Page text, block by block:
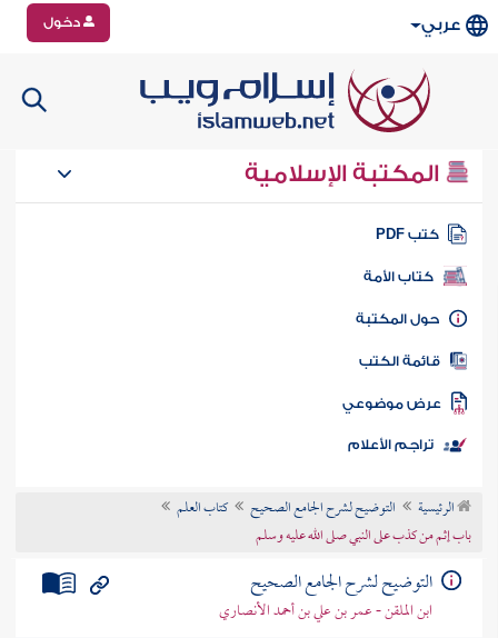
عربي دخول
المكتبة الإسلامية
كتب PDF
كتاب الأمة
المكتبة
الكتب
موضوعي
تراجم الأعلام
الرئيسية التوضيح لشرح الجامع الصحيح
كتاب العلم
باب إثم من كذب على النبي صلى الله عليه وسلم
التوضيح لشرح الجامع الصحيح
ابن الملقن - عمر بن علي بن أحمد الأنصاري